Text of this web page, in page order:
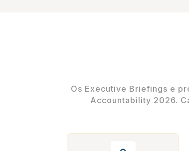
Os Executive Briefings e
Accountability 2026.